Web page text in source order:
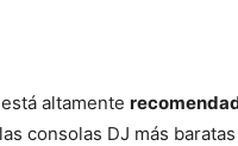
está altamente
consolas DJ más